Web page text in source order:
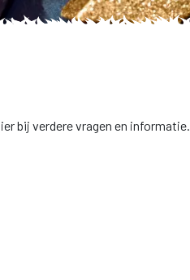
bij verdere vragen en informatie.